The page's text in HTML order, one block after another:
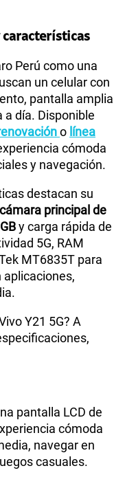
en alta velocidad
S/109.90
en alta velocidad
S/ 159.90
en alta velocidad
características
Perú como una
un celular con
pantalla amplia
a día. Disponible
o línea
cómoda
y navegación.
destacan su
cámara principal de
y carga rápida de
5G, RAM
MT6835T para
Y21 5G? A
pantalla LCD de
cómoda
navegar en
casuales.